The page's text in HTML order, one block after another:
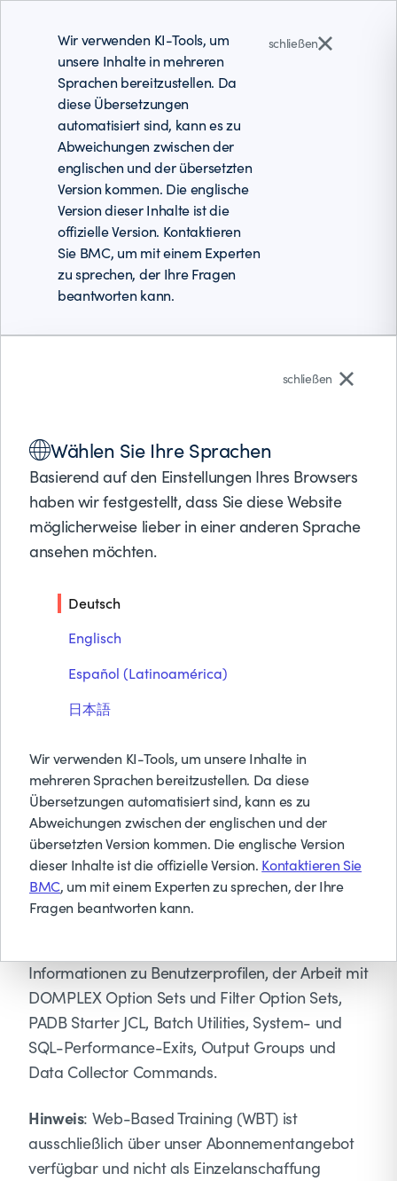
Partner
Support
Wir verwenden KI-Tools, um
unsere Inhalte in mehreren
Sprachen bereitzustellen. Da
diese Übersetzungen
automatisiert sind, kann es zu
Abweichungen zwischen der
englischen und der übersetzten
Version kommen. Die englische
Version dieser Inhalte ist die
offizielle Version. Kontaktieren
Sie BMC, um mit einem Experten
zu sprechen, der Ihre Fragen
beantworten kann.
schließen
schließen
Wählen Sie Ihre Sprachen
Basierend auf den Einstellungen Ihres Browsers
haben wir festgestellt, dass Sie diese Website
möglicherweise lieber in einer anderen Sprache
ansehen möchten.
Deutsch
Englisch
Español (Latinoamérica)
日本語
Wir verwenden KI-Tools, um unsere Inhalte in
mehreren Sprachen bereitzustellen. Da diese
Übersetzungen automatisiert sind, kann es zu
Abweichungen zwischen der englischen und der
übersetzten Version kommen. Die englische Version
dieser Inhalte ist die offizielle Version. Kontaktieren Sie
BMC, um mit einem Experten zu sprechen, der Ihre
Fragen beantworten kann.
BMC AMI APPTUNE FÜR DB2® 13.X: GRUNDLAGEN
VERWALTUNG (WBT)
BMC AMI Apptune für
Db2® 13.x: Grundlagen
Verwaltung (WBT)
Leistungs- und Ressourcenanalyse von
Anwendungen, das verwendet wird, um Daten
Reihe von SQL-Anweisungen zu sammeln und
anzuzeigen.
Die gesammelten Daten liefern wertvolle
Informationen über die Leistung und den
Ressourcenverbrauch von Db2-Anwendungen.
Dieser Kurs führt die Grundlagen der Verwaltung
Informationen zu Benutzerprofilen, der Arbeit mit
DOMPLEX Option Sets und Filter Option Sets,
PADB Starter JCL, Batch Utilities, System- und
SQL-Performance-Exits, Output Groups und
Data Collector Commands.
Hinweis: Web-Based Training (WBT) ist
ausschließlich über unser Abonnementangebot
verfügbar und nicht als Einzelanschaffung